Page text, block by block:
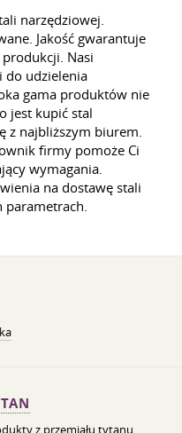
narzędziowej.
Jakość gwarantuje
produkcji. Nasi
do udzielenia
gama produktów nie
jest kupić stal
z najbliższym biurem.
firmy pomoże Ci
wymagania.
na dostawę stali
z przemiału tytanu